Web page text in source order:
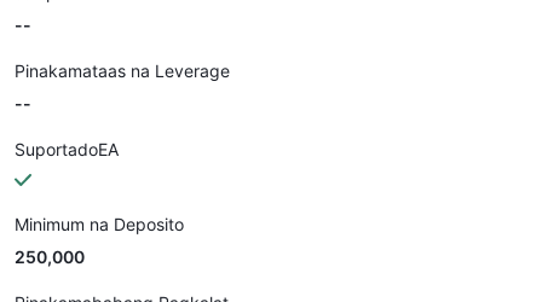
--
Pinakamataas na Leverage
--
SuportadoEA
Minimum na Deposito
250,000